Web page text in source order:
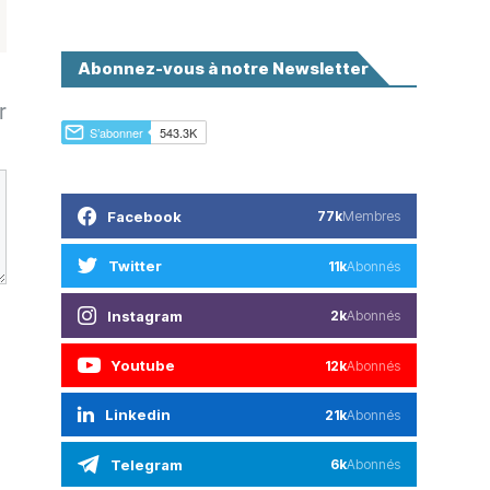
Abonnez-vous à notre Newsletter
Facebook 77kMembres
Twitter 11kAbonnés
Instagram 2kAbonnés
Youtube 12kAbonnés
Linkedin 21kAbonnés
Telegram 6kAbonnés